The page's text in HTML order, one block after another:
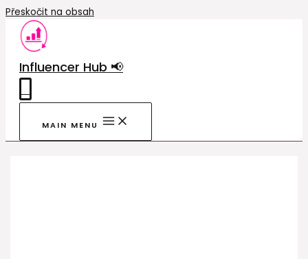
Přeskočit na obsah
Influencer Hub 📢
MAIN MENU